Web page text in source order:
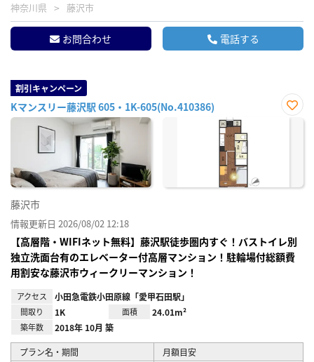
神奈川県 藤沢市
お問合わせ 電話する
割引キャンペーン
Kマンスリー藤沢駅 605・1K-605(No.410386)
お気
藤沢市
情報更新日 2026/08/02 12:18
【高層階・WIFIネット無料】藤沢駅徒歩圏内すぐ！バストイレ別
独立洗面台有のエレベーター付高層マンション！駐輪場付総額費
用割安な藤沢市ウィークリーマンション！
アクセス 小田急電鉄小田原線「愛甲石田駅」
間取り 1K 面積 24.01m²
築年数 2018年 10月 築
プラン名・期間 月額目安